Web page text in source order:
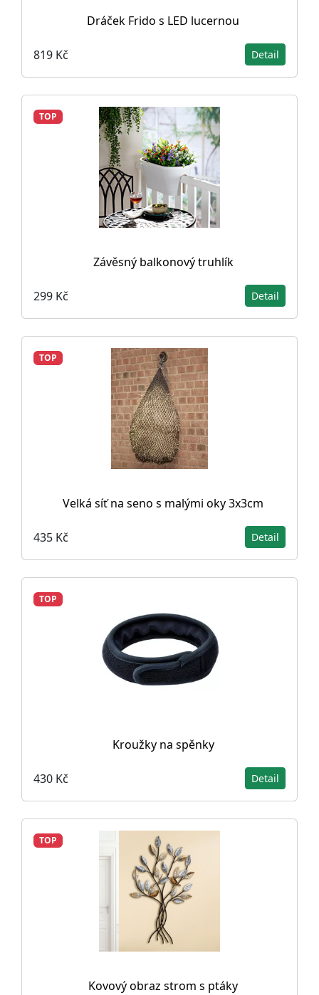
Dráček Frido s LED lucernou
819 Kč Detail
TOP
Závěsný balkonový truhlík
299 Kč Detail
TOP
Velká síť na seno s malými oky 3x3cm
435 Kč Detail
TOP
Kroužky na spěnky
430 Kč Detail
TOP
Kovový obraz strom s ptáky